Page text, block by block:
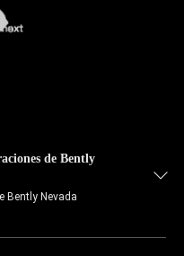
de Bently
Bently Nevada